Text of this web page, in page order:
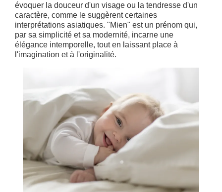
évoquer la douceur d'un visage ou la tendresse d'un
caractère, comme le suggèrent certaines
interprétations asiatiques. "Mien" est un prénom qui,
par sa simplicité et sa modernité, incarne une
élégance intemporelle, tout en laissant place à
l'imagination et à l'originalité.